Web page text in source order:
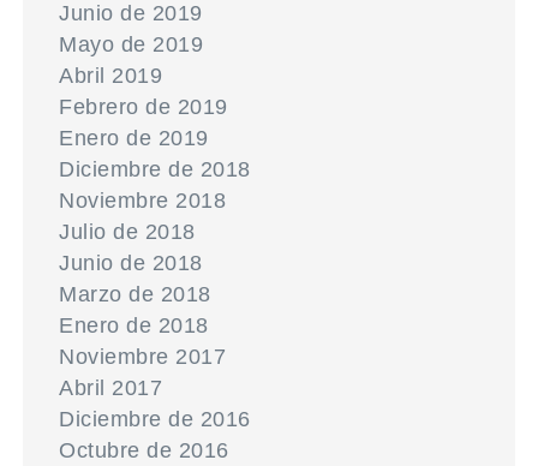
Junio de 2019
Mayo de 2019
Abril 2019
Febrero de 2019
Enero de 2019
Diciembre de 2018
Noviembre 2018
Julio de 2018
Junio de 2018
Marzo de 2018
Enero de 2018
Noviembre 2017
Abril 2017
Diciembre de 2016
Octubre de 2016